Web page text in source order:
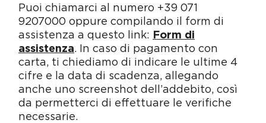
Puoi chiamarci al numero +39 071
9207000 oppure compilando il form di
assistenza a questo link: Form di
assistenza. In caso di pagamento con
carta, ti chiediamo di indicare le ultime 4
cifre e la data di scadenza, allegando
anche uno screenshot dell’addebito, così
da permetterci di effettuare le verifiche
necessarie.